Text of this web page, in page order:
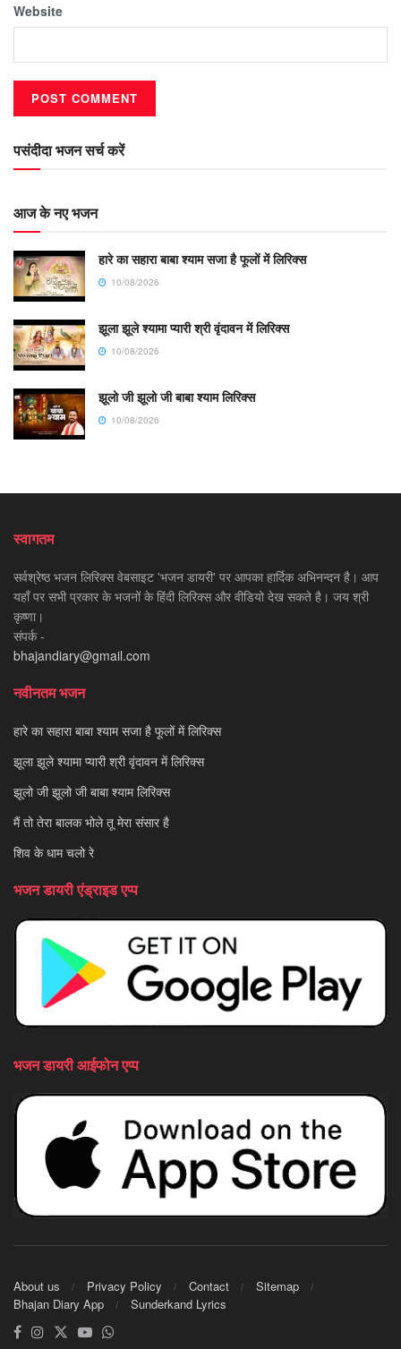
Website
पसंदीदा भजन सर्च करें
आज के नए भजन
हारे का सहारा बाबा श्याम सजा है फूलों में लिरिक्स
10/08/2026
झूला झूले श्यामा प्यारी श्री वृंदावन में लिरिक्स
10/08/2026
झूलो जी झूलो जी बाबा श्याम लिरिक्स
10/08/2026
स्वागतम
सर्वश्रेष्ठ भजन लिरिक्स वेबसाइट 'भजन डायरी' पर आपका हार्दिक अभिनन्दन है। आप
यहाँ पर सभी प्रकार के भजनों के हिंदी लिरिक्स और वीडियो देख सकते है। जय श्री
कृष्णा।
संपर्क -
bhajandiary@gmail.com
नवीनतम भजन
हारे का सहारा बाबा श्याम सजा है फूलों में लिरिक्स
झूला झूले श्यामा प्यारी श्री वृंदावन में लिरिक्स
झूलो जी झूलो जी बाबा श्याम लिरिक्स
मैं तो तेरा बालक भोले तू मेरा संसार है
शिव के धाम चलो रे
भजन डायरी एंड्राइड एप्प
भजन डायरी आईफोन एप्प
About us Privacy Policy Contact
Sitemap
Bhajan Diary App
Sunderkand Lyrics